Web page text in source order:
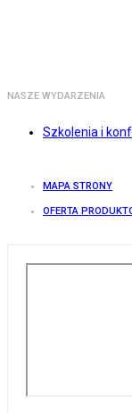
NASZE WYDARZENIA
Szkolenia i
MAPA STRONY
OFERTA